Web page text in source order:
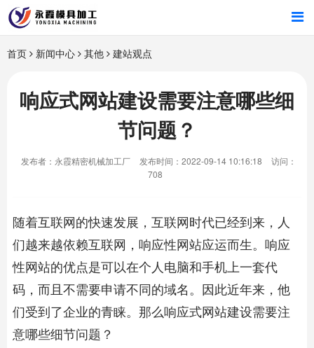
首页
产品中心
关于我们
首页 新闻中心 其他 建站观点
响应式网站建设需要注意哪些细
节问题？
发布者：永霞精密机械加工厂 发布时间：2022-09-14 10:16:18
访问：
708
随着互联网的快速发展，互联网时代已经到来，人
们越来越依赖互联网，响应性网站应运而生。响应
性网站的优点是可以在个人电脑和手机上一套代
码，而且不需要申请不同的域名。因此近年来，他
们受到了企业的青睐。那么响应式网站建设需要注
意哪些细节问题？